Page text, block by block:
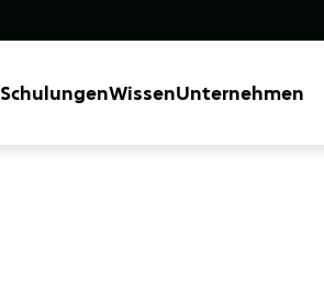
SchulungenWissenUnternehmen